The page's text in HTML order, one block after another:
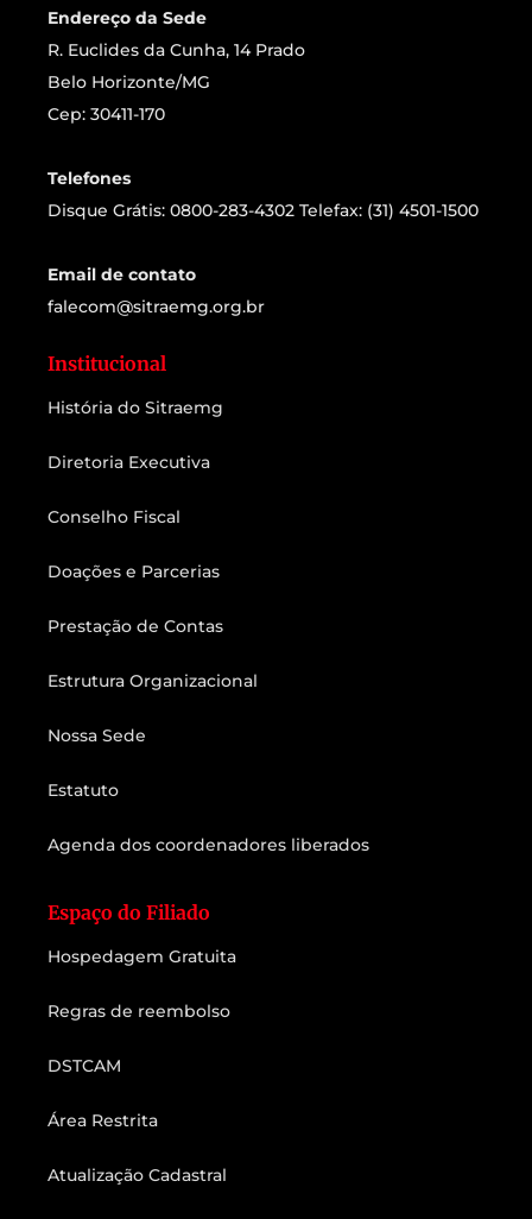
Endereço da Sede
R. Euclides da Cunha, 14 Prado
Belo Horizonte/MG
Cep: 30411-170
Telefones
Disque Grátis: 0800-283-4302 Telefax: (31) 4501-1500
Email de contato
falecom@sitraemg.org.br
Institucional
História do Sitraemg
Diretoria Executiva
Conselho Fiscal
Doações e Parcerias
Prestação de Contas
Estrutura Organizacional
Nossa Sede
Estatuto
Agenda dos coordenadores liberados
Espaço do Filiado
Hospedagem Gratuita
Regras de reembolso
DSTCAM
Área Restrita
Atualização Cadastral